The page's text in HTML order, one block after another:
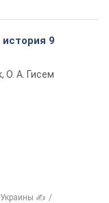
9
О. А. Гисем
Украины ✍